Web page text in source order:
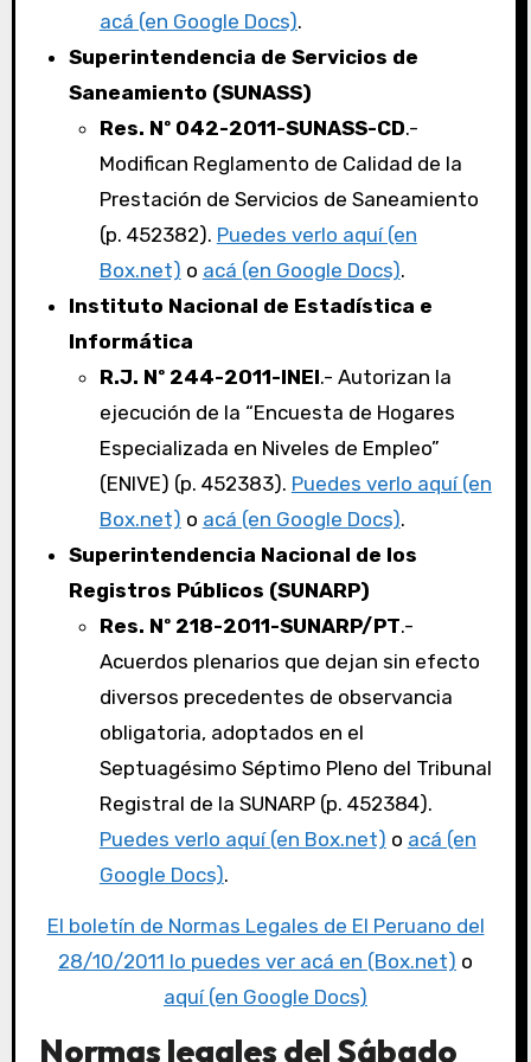
acá (en Google Docs).
Superintendencia de Servicios de
Saneamiento (SUNASS)
Res. Nº 042-2011-SUNASS-CD.-
Modifican Reglamento de Calidad de la
Prestación de Servicios de Saneamiento
(p. 452382). Puedes verlo aquí (en
Box.net) o acá (en Google Docs).
Instituto Nacional de Estadística e
Informática
R.J. Nº 244-2011-INEI.- Autorizan la
ejecución de la “Encuesta de Hogares
Especializada en Niveles de Empleo”
(ENIVE) (p. 452383). Puedes verlo aquí (en
Box.net) o acá (en Google Docs).
Superintendencia Nacional de los
Registros Públicos (SUNARP)
Res. Nº 218-2011-SUNARP/PT.-
Acuerdos plenarios que dejan sin efecto
diversos precedentes de observancia
obligatoria, adoptados en el
Septuagésimo Séptimo Pleno del Tribunal
Registral de la SUNARP (p. 452384).
Puedes verlo aquí (en Box.net) o acá (en
Google Docs).
El boletín de Normas Legales de El Peruano del
28/10/2011 lo puedes ver acá en (Box.net) o
aquí (en Google Docs)
Normas legales del Sábado